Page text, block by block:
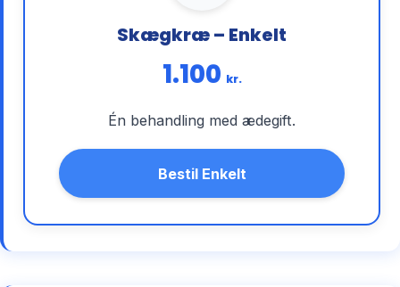
Skægkræ – Enkelt
1.100 kr.
Én behandling med ædegift.
Bestil Enkelt